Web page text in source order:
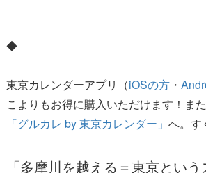
◆
東京カレンダーアプリ（iOSの方 ・
こよりもお得に購入いただけます！ま
「グルカレ by 東京カレンダー」へ。す
「多摩川を越える＝東京とい